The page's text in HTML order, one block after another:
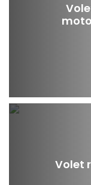
Volet